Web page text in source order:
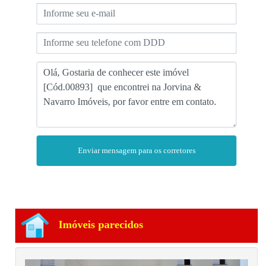
Enviar mensagem para os corretores
Imóveis parecidos